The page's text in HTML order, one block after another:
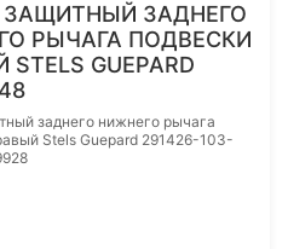
ЗАДНЕГО
РЫЧАГА ПОДВЕСКИ
GUEPARD
заднего нижнего рычага
Stels Guepard 291426-103-